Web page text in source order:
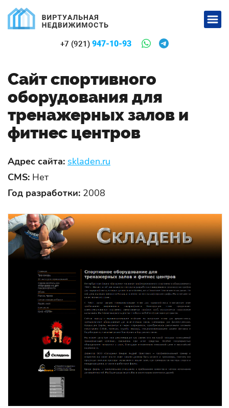
+7 (921) 947-10-93
Сайт спортивного
оборудования для
тренажерных залов и
фитнес центров
Адрес сайта: skladen.ru
CMS: Нет
Год разработки: 2008